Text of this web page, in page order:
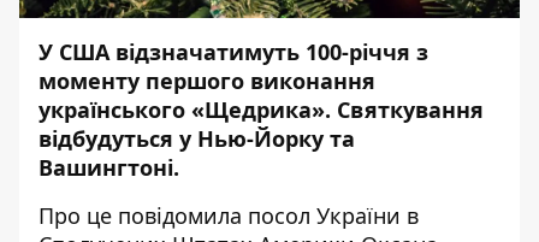
У США відзначатимуть 100-річчя з
моменту першого виконання
українського «Щедрика». Святкування
відбудуться у Нью-Йорку та
Вашингтоні.
Про це повідомила посол України в